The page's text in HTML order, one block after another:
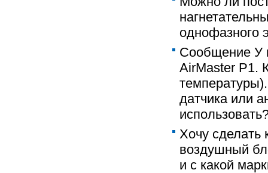
однофазного
Сообщение У
AirMaster P1.
датчика или
Хочу сделать
воздушный
и с какой